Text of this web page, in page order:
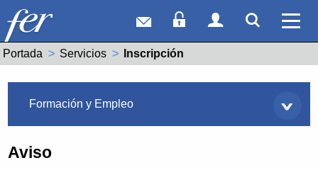
Correo webAcceso Socios
Acceso
Portada Servicios Actual:
Inscripción
Formación y Empleo
Aviso